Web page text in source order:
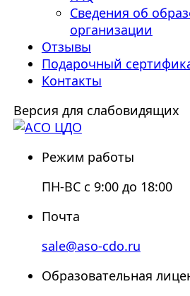
Сведения об
организации
Отзывы
Подарочный
Контакты
Версия для слабовидящих
Режим работы
ПН-ВС с 9:00 до 18:00
Почта
sale@aso-cdo.ru
Образовательная